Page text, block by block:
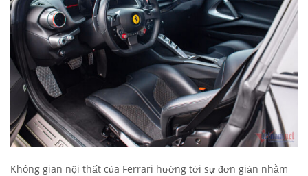
Không gian nội thất của Ferrari hướng tới sự đơn giản nhằm